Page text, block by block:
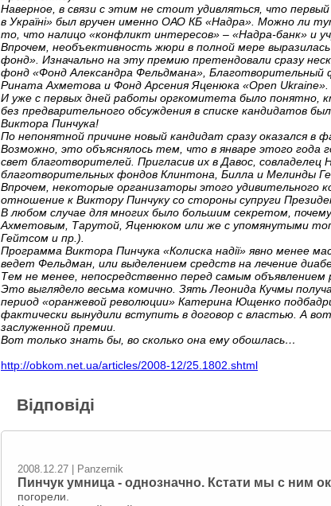
Наверное, в связи с этим не стоит удивляться, что первый
в Україні» был вручен именно ОАО КБ «Надра». Можно ли
то, что налицо «конфликт интересов» – «Надра-банк» и
Впрочем, необъективность жюри в полной мере
фонд». Изначально на эту премию претендовали сразу
фонд «Фонд Александра Фельдмана»,
Рината Ахметова и Фонд Арсения Яценюка «Open Ukraine».
И уже с первых дней работы оргкомитета было понятно,
без предварительного обсуждения в списке кандидатов
Виктора Пинчука!
По непонятной причине новый кандидат сразу оказался в
Возможно, это объяснялось тем, что в январе этого
свет благотворителей. Пригласив их в Давос,
благотворительных фондов Клинтона, Билла и Мелинды
Впрочем, некоторые организаторы этого удивительного
отношение к Виктору Пинчуку со стороны супруги
В любом случае для многих было большим секретом,
Ахметовым, Тарутой, Яценюком или же с упомянутыми
Гейтсом и пр.).
Программа Виктора Пинчука «Колиска надії» явно менее
ведет Фельдман, или выделением средств на лечение
Тем не менее, непосредственно перед самым объявлением
Это выглядело весьма комично. Зять Леонида Кучмы
период «оранжевой революции» Катерина Ющенко
фактически вынудили вступить в договор с властью. А
заслуженной премии.
Вот только знать бы, во сколько она ему обошлась…
http://obkom.net.ua/articles/2008-12/25.1802.shtml
Відповіді
2008.12.27 | Panzernik
Пинчук умница - однозначно. Кстати мы с ним
погорели.